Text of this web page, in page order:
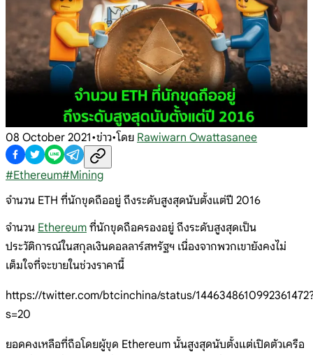
08 October 2021•ข่าว•โดย Rawiwarn Owattasanee
#Ethereum#Mining
จำนวน ETH ที่นักขุดถืออยู่ ถึงระดับสูงสุดนับตั้งแต่ปี 2016
จำนวน Ethereum ที่นักขุดถือครองอยู่ ถึงระดับสูงสุดเป็น
ประวัติการณ์ในสกุลเงินดอลลาร์สหรัฐฯ เนื่องจากพวกเขายังคงไม่
เต็มใจที่จะขายในช่วงราคานี้
https://twitter.com/btcinchina/status/
s=20
ยอดคงเหลือที่ถือโดยผู้ขุด Ethereum นั้นสูงสุดนับตั้งแต่เปิดตัวเครือ